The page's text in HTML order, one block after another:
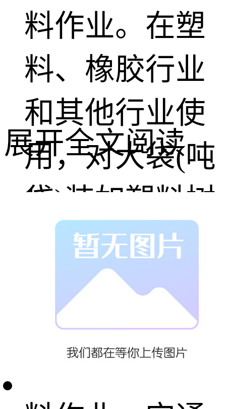
料作业。在塑
料、橡胶行业
和其他行业使
用，对大袋(吨
袋)装如塑料树
脂、炭黑和食
品添加剂等干
燥的粉粒状物
展开全文阅读